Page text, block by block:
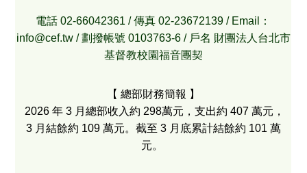
電話 02-66042361 / 傳真 02-23672139 / Email：
info@cef.tw / 劃撥帳號 0103763-6 / 戶名 財團法人台北市
基督教校園福音團契
【 總部財務簡報 】
2026 年 3 月總部收入約 298萬元，支出約 407 萬元，
3月結餘約 109 萬元。截至 3 月底累計結餘約 101 萬
元。